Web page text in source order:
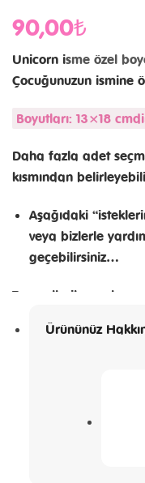
90,00₺
Unicorn isme özel
Çocuğunuzun ismine
Boyutları: 13×18
Daha fazla adet
kısmından
Aşağıdaki
veya bizlerle
geçebilirsiniz…
Tasarella ile
Ürününüz